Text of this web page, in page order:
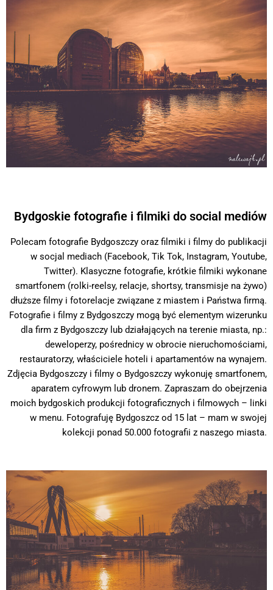
Bydgoskie fotografie i filmiki do social mediów
Polecam fotografie Bydgoszczy oraz filmiki i filmy do publikacji
w socjal mediach (Facebook, Tik Tok, Instagram, Youtube,
Twitter). Klasyczne fotografie, krótkie filmiki wykonane
smartfonem (rolki-reelsy, relacje, shortsy, transmisje na żywo)
dłuższe filmy i fotorelacje związane z miastem i Państwa firmą.
Fotografie i filmy z Bydgoszczy mogą być elementym wizerunku
dla firm z Bydgoszczy lub działających na terenie miasta, np.:
deweloperzy, pośrednicy w obrocie nieruchomościami,
restauratorzy, właściciele hoteli i apartamentów na wynajem.
Zdjęcia Bydgoszczy i filmy o Bydgoszczy wykonuję smartfonem,
aparatem cyfrowym lub dronem. Zapraszam do obejrzenia
moich bydgoskich produkcji fotograficznych i filmowych – linki
w menu. Fotografuję Bydgoszcz od 15 lat – mam w swojej
kolekcji ponad 50.000 fotografii z naszego miasta.